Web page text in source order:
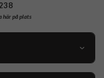
här på plats